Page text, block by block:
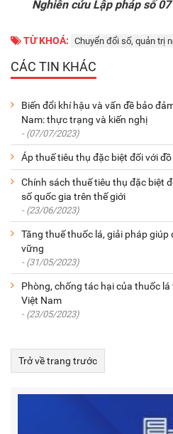
Nghiên cứu Lập pháp số
TỪ KHOÁ: Chuyển đổi số, quản trị
CÁC TIN KHÁC
Biến đổi khí hậu và vấn đề bảo
Nam: thực trạng và kiến nghị
- (07/07/2023)
Áp thuế tiêu thụ đặc biệt đối với
Chính sách thuế tiêu thụ đặc biệt
số quốc gia trên thế giới
- (23/06/2023)
Tăng thuế thuốc lá, giải pháp
vững
- (31/05/2023)
Phòng, chống tác hại của thuốc
Việt Nam
- (23/05/2023)
Trở về trang trước